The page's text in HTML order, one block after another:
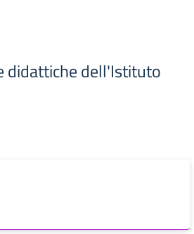
didattiche dell'Istituto